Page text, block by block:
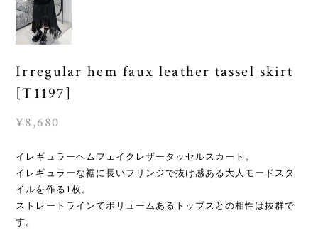
Irregular hem faux leather tassel skirt
[T1197]
¥8,680
イレギュラーヘムフェイクレザータッセルスカート。
イレギュラーな裾に長いフリンジで抜け感ある大人モードスタ
イルを作る1枚。
ストレートラインでボリュームあるトップスとの相性は抜群で
す。